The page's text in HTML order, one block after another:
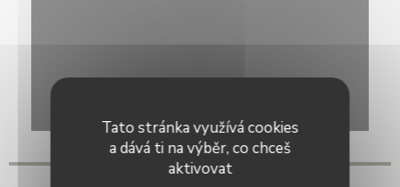
Tato stránka využívá cookies
a dává ti na výběr, co chceš
aktivovat
Waze Map je vypnutý. Povolit